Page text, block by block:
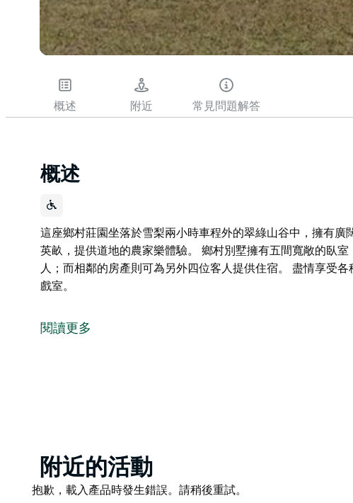
概述 附近 常見問題解答
概述
這座鄉村莊園坐落於雪梨兩小時車程外的翠綠山谷中，擁有廣
英畝，提供道地的農家樂體驗。 鄉村別墅擁有五間寬敞的臥
人；而相鄰的房產則可為另外四位客人提供住宿。 盡情享受
戲室。
莊園佔地四英畝，提供道地的農家樂體驗。
閱讀更多
Product
List
附近的活動
Product
抱歉，載入產品時發生錯誤。請稍後重試。